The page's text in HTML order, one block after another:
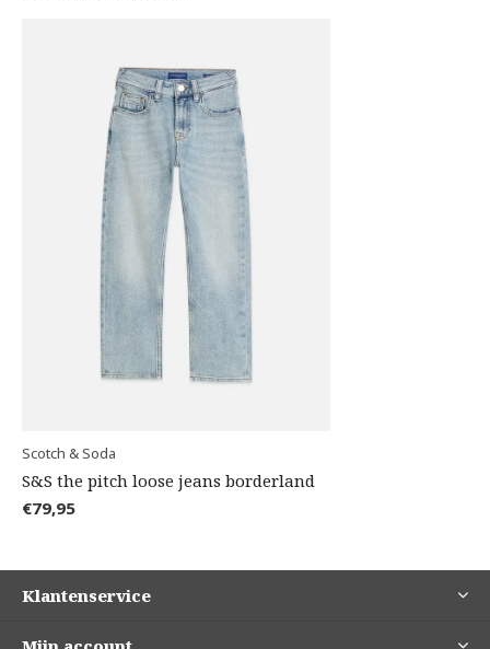
Scotch & Soda
S&S the pitch loose jeans borderland
€79,95
Klantenservice